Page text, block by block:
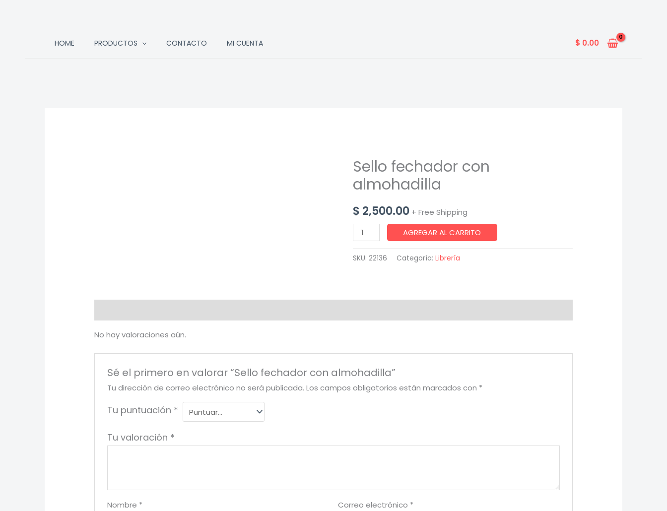
HOME PRODUCTOS CONTACTO MI CUENTA $ 0.00
Sello fechador con
almohadilla
$ 2,500.00 + Free Shipping
Sello
fechador
con
AGREGAR AL CARRITO
SKU: 22136 Categoría: Librería
No hay valoraciones aún.
Sé el primero en valorar “Sello fechador con almohadilla”
Tu dirección de correo electrónico no será publicada. Los campos obligatorios están marcados con *
Tu puntuación *
Tu valoración *
Nombre * Correo electrónico *